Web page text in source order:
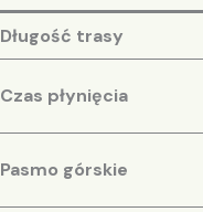
Długość trasy
Czas płynięcia
Pasmo górskie